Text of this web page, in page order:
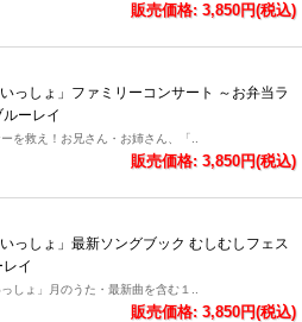
販売価格: 3,850円(税込)
いっしょ」ファミリーコンサート ～お弁当ラ
ーレイ
を救え！お兄さん・お姉さん、「..
販売価格: 3,850円(税込)
いっしょ」最新ソングブック むしむしフェス
イ
しょ」月のうた・最新曲を含む１..
販売価格: 3,850円(税込)